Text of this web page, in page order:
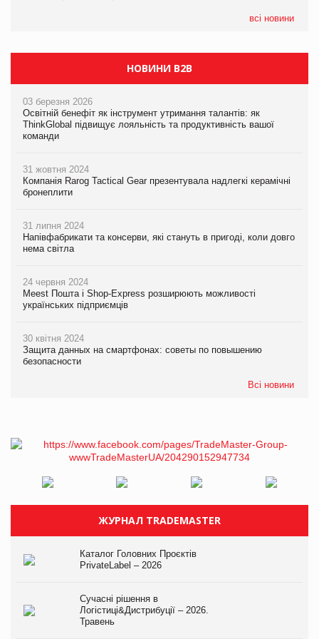
всі новини
НОВИНИ B2B
03 березня 2026
Освітній бенефіт як інструмент утримання талантів: як
ThinkGlobal підвищує лояльність та продуктивність вашої
команди
31 жовтня 2024
Компанія Rarog Tactical Gear презентувала надлегкі керамічні
бронеплити
31 липня 2024
Напівфабрикати та консерви, які стануть в пригоді, коли довго
нема світла
24 червня 2024
Meest Пошта і Shop-Express розширюють можливості
українських підприємців
30 квітня 2024
Защита данных на смартфонах: советы по повышению
безопасности
Всі новини
ЖУРНАЛ TRADEMASTER
Каталог Головних Проєктів
PrivateLabel – 2026
Сучасні рішення в
Логістиці&Дистрибуції – 2026.
Травень